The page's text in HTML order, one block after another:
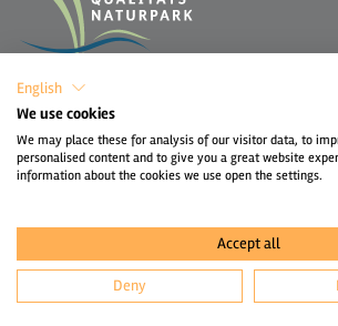
English
We use cookies
We may place these for analysis of our visitor data, to
personalised content and to give you a great website
information about the cookies we use open the settings.
Accept all
Deny